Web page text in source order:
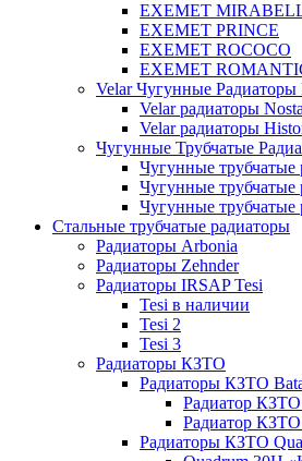
EXEMET
EXEMET PRINCE
EXEMET ROCOCO
EXEMET
Velar Чугунные Радиаторы
Velar радиаторы
Velar радиаторы
Чугунные Трубчатые
Чугунные
Чугунные
Чугунные
Стальные трубчатые радиаторы
Радиаторы Arbonia
Радиаторы Zehnder
Радиаторы IRSAP Tesi
Tesi в наличии
Tesi 2
Tesi 3
Радиаторы КЗТО
Радиаторы КЗТО
Радиатор КЗТО
Радиатор КЗТО
Радиаторы КЗТО